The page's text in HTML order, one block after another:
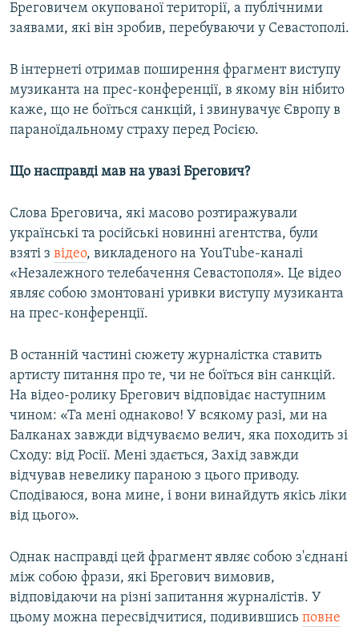
Бреговичем окупованої території, а публічними
заявами, які він зробив, перебуваючи у Севастополі.
В інтернеті отримав поширення фрагмент виступу
музиканта на прес-конференції, в якому він нібито
каже, що не боїться санкцій, і звинувачує Європу в
параноїдальному страху перед Росією.
Що насправді мав на увазі Брегович?
Слова Бреговича, які масово розтиражували
українські та російські новинні агентства, були
взяті з відео, викладеного на YouTube-каналі
«Незалежного телебачення Севастополя». Це відео
являє собою змонтовані уривки виступу музиканта
на прес-конференції.
В останній частині сюжету журналістка ставить
артисту питання про те, чи не боїться він санкцій.
На відео-ролику Брегович відповідає наступним
чином: «Та мені однаково! У всякому разі, ми на
Балканах завжди відчуваємо велич, яка походить зі
Сходу: від Росії. Мені здається, Захід завжди
відчував невелику параною з цього приводу.
Сподіваюся, вона мине, і вони винайдуть якісь ліки
від цього».
Однак насправді цей фрагмент являє собою з'єднані
між собою фрази, які Брегович вимовив,
відповідаючи на різні запитання журналістів. У
цьому можна пересвідчитися, подивившись повне